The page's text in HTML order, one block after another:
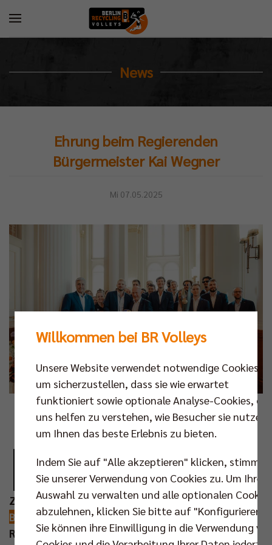
News
Ehrung beim Regierenden
Bürgermeister Kai Wegner
Mi 07.05.2025
Foto: Senatskanzlei Berlin/Xenia Günther
D Roten Rathaus für den Gewinn ihres
fünfzehnten Meistertitels geehrt worden.
Zum dritten Mal begrüßte der Regierende
BürgermeisterKai Wegner die Triple-Gewinner des
Rekordmeisters und würdigte die erbrachten
Willkommen bei BR Volleys
Unsere Website verwendet notwendige Cookies,
um sicherzustellen, dass sie wie erwartet
funktioniert sowie optionale Analyse-Cookies, die
uns helfen zu verstehen, wie Besucher sie nutzen,
um Ihnen das beste Erlebnis zu bieten.
Indem Sie auf "Alle akzeptieren" klicken, stimmen
Sie unserer Verwendung von Cookies zu. Um Ihre
Auswahl zu verwalten und alle optionalen Cookies
abzulehnen, klicken Sie bitte auf "Konfigurieren".
Sie können ihre Einwilligung in die Verwendung